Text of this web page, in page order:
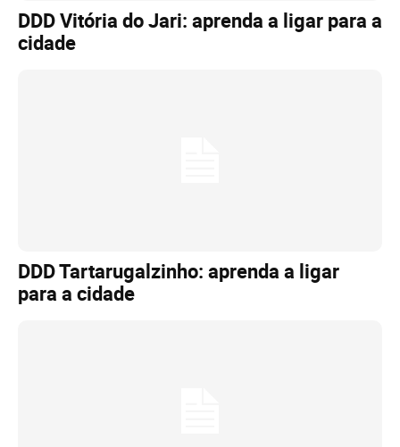
DDD Vitória do Jari: aprenda a ligar para a
cidade
DDD Tartarugalzinho: aprenda a ligar
para a cidade